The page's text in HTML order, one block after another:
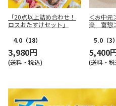
「20点以上詰め合わせ！
ロスおたすけセット」
4.0 （18）
3,980円
(送料・税込)
＜お中元
楽 富惣
5.0 （3）
5,400
(送料・